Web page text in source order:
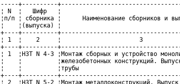
-----+----------
¦ N  ¦   Шифр   ¦
¦п/п ¦ сборника ¦      Наименование сборников и
¦    ¦(выпуска) ¦
+----+----------
¦ 1  ¦    2     ¦                      3
+----+----------
¦ 1  ¦НЗТ N 4-3 ¦Монтаж сборных и устройство
¦    ¦          ¦железобетонных конструкций.
¦    ¦          ¦трубы
+----+----------